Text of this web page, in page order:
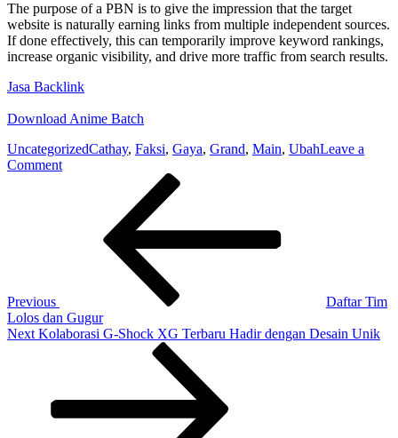
The purpose of a PBN is to give the impression that the target
website is naturally earning links from multiple independent sources.
If done effectively, this can temporarily improve keyword rankings,
increase organic visibility, and drive more traffic from search results.
Jasa Backlink
Download Anime Batch
UncategorizedCathay, Faksi, Gaya, Grand, Main, UbahLeave a
Commenton
Previous
Daftar Tim
Lolos dan Gugur
Next
Next Kolaborasi G-Shock XG Terbaru Hadir dengan Desain Unik